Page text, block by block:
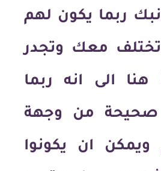
ربما يكون لهم
معك وتجدر
هنا الى انه ربما
صحيحة من وجهة
ان يكونوا